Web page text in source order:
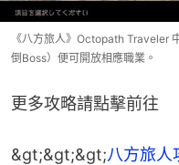
《八方旅人》Octopath Traveler
倒Boss）便可開放相應職業。
更多攻略請點擊前往
&gt;&gt;&gt;八方旅